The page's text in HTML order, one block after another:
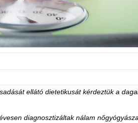
ellátó dietetikusát kérdeztük a
diagnosztizáltak nálam